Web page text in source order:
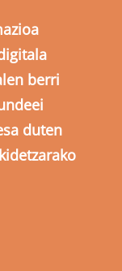
berri
duten